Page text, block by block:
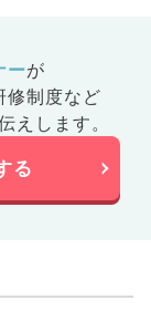
ーが
修制度など
えします。
る